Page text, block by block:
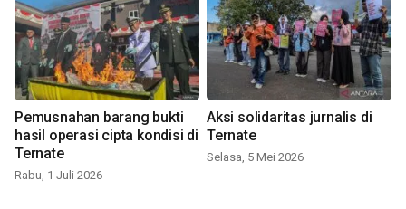
Pemusnahan barang bukti
hasil operasi cipta kondisi di
Ternate
Rabu, 1 Juli 2026
Aksi solidaritas jurnalis di
Ternate
Selasa, 5 Mei 2026